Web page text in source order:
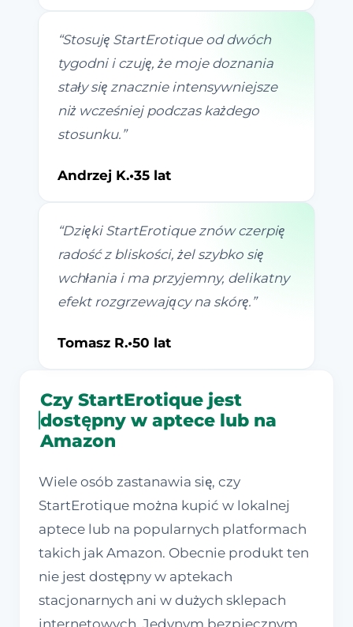
“Stosuję StartErotique od dwóch
tygodni i czuję, że moje doznania
stały się znacznie intensywniejsze
niż wcześniej podczas każdego
stosunku. ”
Andrzej K.•35 lat
“Dzięki StartErotique znów czerpię
radość z bliskości, żel szybko się
wchłania i ma przyjemny, delikatny
efekt rozgrzewający na skórę. ”
Tomasz R.•50 lat
Czy StartErotique jest
dostępny w aptece lub na
Amazon
Wiele osób zastanawia się, czy
StartErotique można kupić w lokalnej
aptece lub na popularnych platformach
takich jak Amazon. Obecnie produkt ten
nie jest dostępny w aptekach
stacjonarnych ani w dużych sklepach